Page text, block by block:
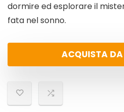
dormire ed esplorare il
fata nel sonno.
ACQUISTA